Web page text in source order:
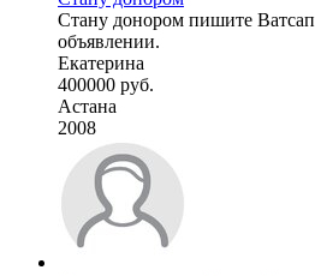
Стану донором пишите
объявлении.
Екатерина
400000 руб.
Астана
2008